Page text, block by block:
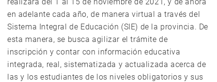
en adelante cada año, de manera virtual a través del
Sistema Integral de Educación (SIE) de la provincia. De
esta manera, se busca agilizar el trámite de
inscripción y contar con información educativa
integrada, real, sistematizada y actualizada acerca de
las y los estudiantes de los niveles obligatorios y sus